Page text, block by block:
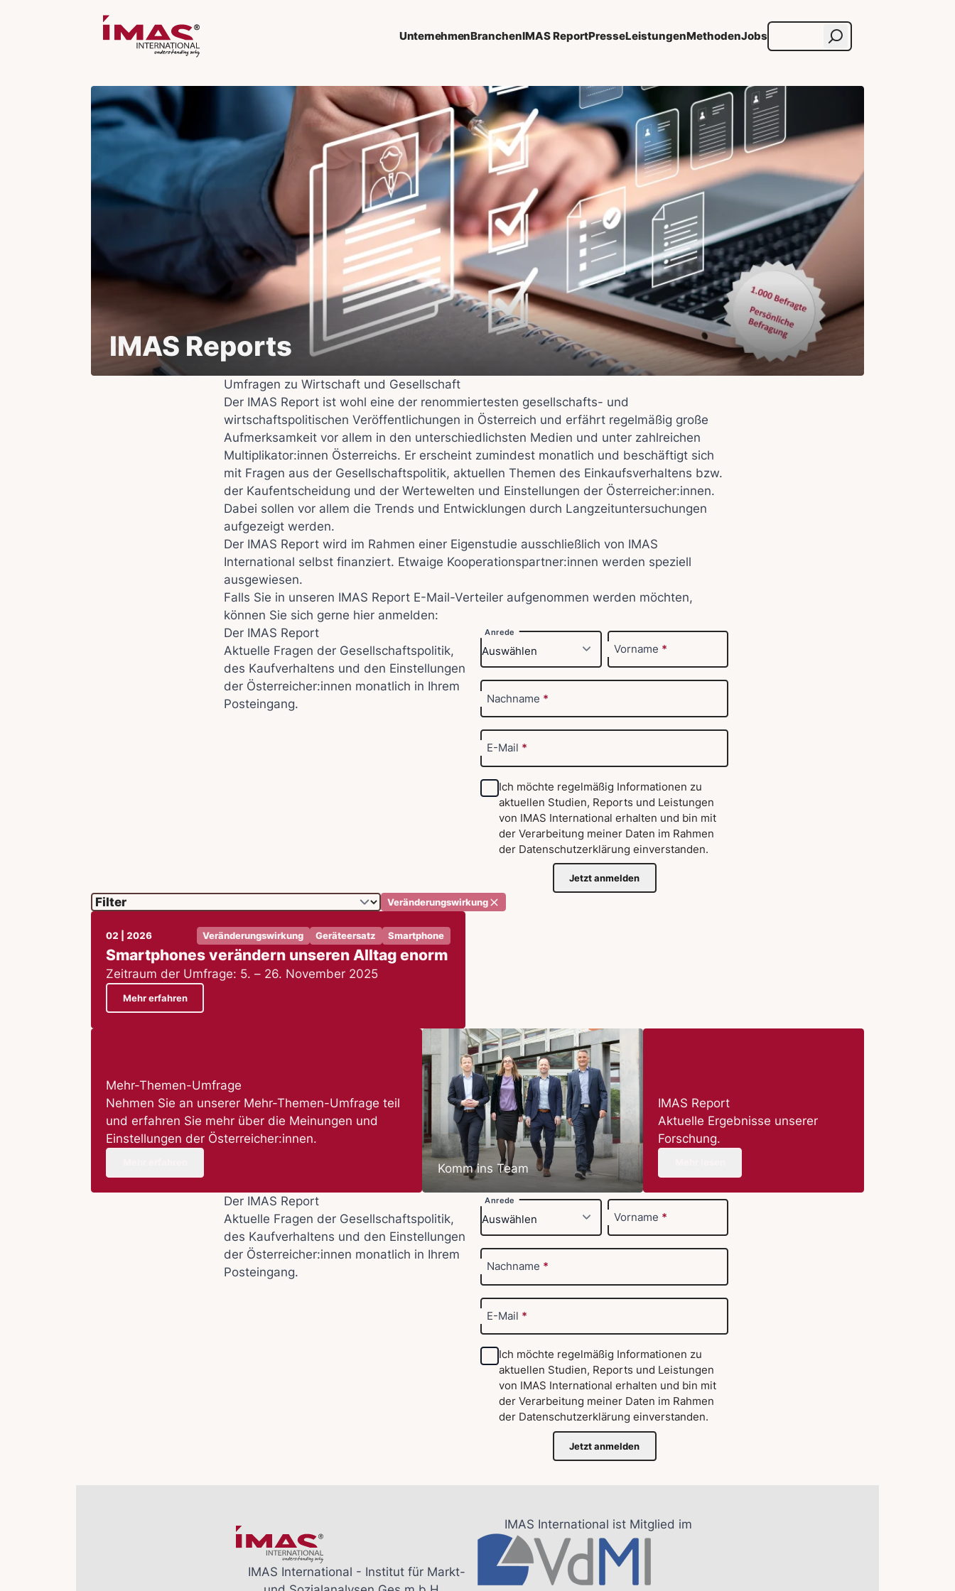
UnternehmenBranchenIMAS ReportPresseLeistungenMethodenJobs
IMAS Reports
Umfragen zu Wirtschaft und Gesellschaft
Der IMAS Report ist wohl eine der renommiertesten gesellschafts- und
wirtschaftspolitischen Veröffentlichungen in Österreich und erfährt regelmäßig große
Aufmerksamkeit vor allem in den unterschiedlichsten Medien und unter zahlreichen
Multiplikator:innen Österreichs. Er erscheint zumindest monatlich und beschäftigt sich
mit Fragen aus der Gesellschaftspolitik, aktuellen Themen des Einkaufsverhaltens bzw.
der Kaufentscheidung und der Wertewelten und Einstellungen der Österreicher:innen.
Dabei sollen vor allem die Trends und Entwicklungen durch Langzeituntersuchungen
aufgezeigt werden.
Der IMAS Report wird im Rahmen einer Eigenstudie ausschließlich von IMAS
International selbst finanziert. Etwaige Kooperationspartner:innen werden speziell
ausgewiesen.
Falls Sie in unseren IMAS Report E-Mail-Verteiler aufgenommen werden möchten,
können Sie sich gerne hier anmelden:
Der IMAS Report
Aktuelle Fragen der Gesellschaftspolitik,
des Kaufverhaltens und den Einstellungen
der Österreicher:innen monatlich in Ihrem
Posteingang.
Anrede
Vorname *
Nachname *
E-Mail *
Ich möchte regelmäßig Informationen zu
aktuellen Studien, Reports und Leistungen
von IMAS International erhalten und bin mit
der Verarbeitung meiner Daten im Rahmen
der Datenschutzerklärung einverstanden.
Jetzt anmelden
Veränderungswirkung
02 | 2026 Veränderungswirkung Geräteersatz Smartphone
Smartphones verändern unseren Alltag enorm
Zeitraum der Umfrage: 5. – 26. November 2025
Mehr erfahren
Mehr-Themen-Umfrage
Nehmen Sie an unserer Mehr-Themen-Umfrage teil
und erfahren Sie mehr über die Meinungen und
Einstellungen der Österreicher:innen.
Komm ins Team
IMAS Report
Aktuelle Ergebnisse unserer
Forschung.
Der IMAS Report
Aktuelle Fragen der Gesellschaftspolitik,
des Kaufverhaltens und den Einstellungen
der Österreicher:innen monatlich in Ihrem
Posteingang.
Anrede
Vorname *
Nachname *
E-Mail *
Ich möchte regelmäßig Informationen zu
aktuellen Studien, Reports und Leistungen
von IMAS International erhalten und bin mit
der Verarbeitung meiner Daten im Rahmen
der Datenschutzerklärung einverstanden.
Jetzt anmelden
IMAS International - Institut für Markt-
IMAS International ist Mitglied im